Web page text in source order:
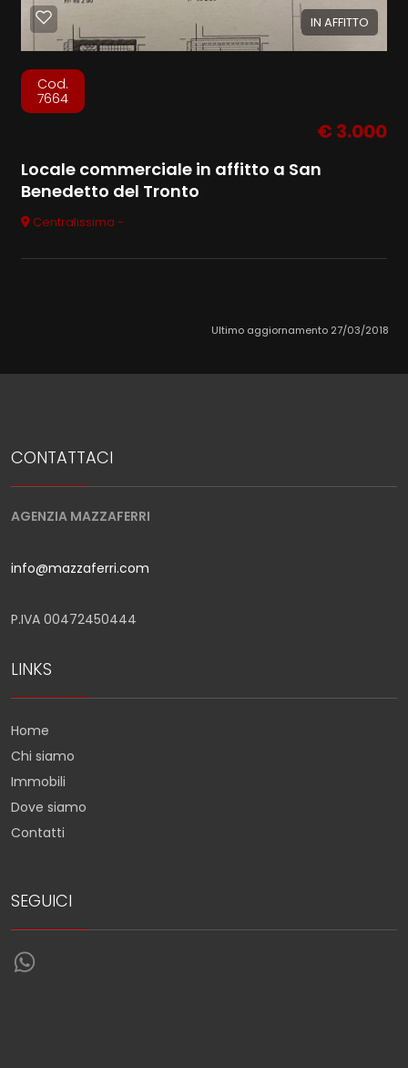
IN AFFITTO
Cod.
7664
€ 3.000
Locale commerciale in affitto a San
Benedetto del Tronto
Centralissima -
Ultimo aggiornamento 27/03/2018
CONTATTACI
AGENZIA MAZZAFERRI
info@mazzaferri.com
P.IVA 00472450444
LINKS
Home
Chi siamo
Immobili
Dove siamo
Contatti
SEGUICI